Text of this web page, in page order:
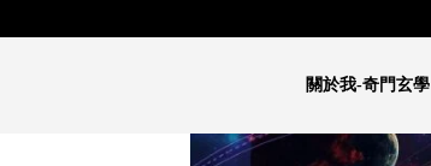
關於我-奇門玄學